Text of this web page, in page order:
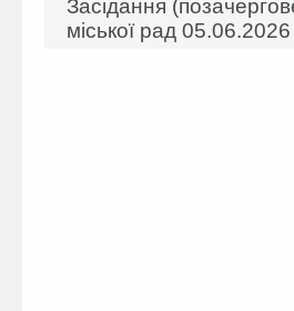
Засідання
міської рад 05.06.2026